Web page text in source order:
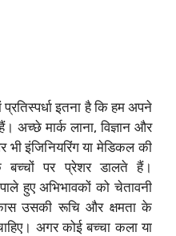
इतना है कि हम अपने
अच्छे मार्क लाना, विज्ञान और
भी इंजिनियरिंग या मेडिकल की
पर प्रेशर डालते हैं।
हुए अभिभावकों को चेतावनी
उसकी रूचि और क्षमता के
अगर कोई बच्चा कला या